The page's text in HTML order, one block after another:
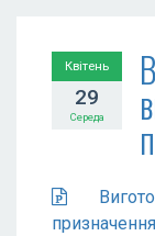
Квітень
29
Середа
призначення